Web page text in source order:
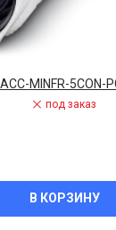
MINFR-5CON-
под заказ
В КОРЗИНУ